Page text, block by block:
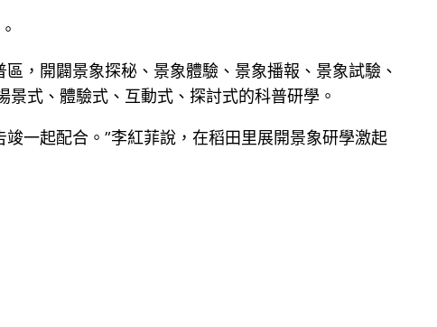
，開闢景象探秘、景象體驗、景象播報、景象試驗、
式、體驗式、互動式、探討式的科普研學。
一起配合。”李紅菲說，在稻田里展開景象研學激起